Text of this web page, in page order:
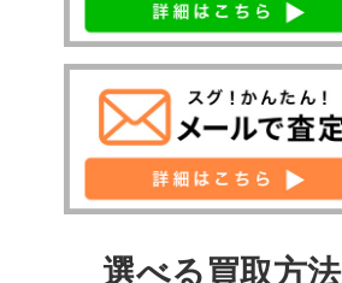
選べる買取方法